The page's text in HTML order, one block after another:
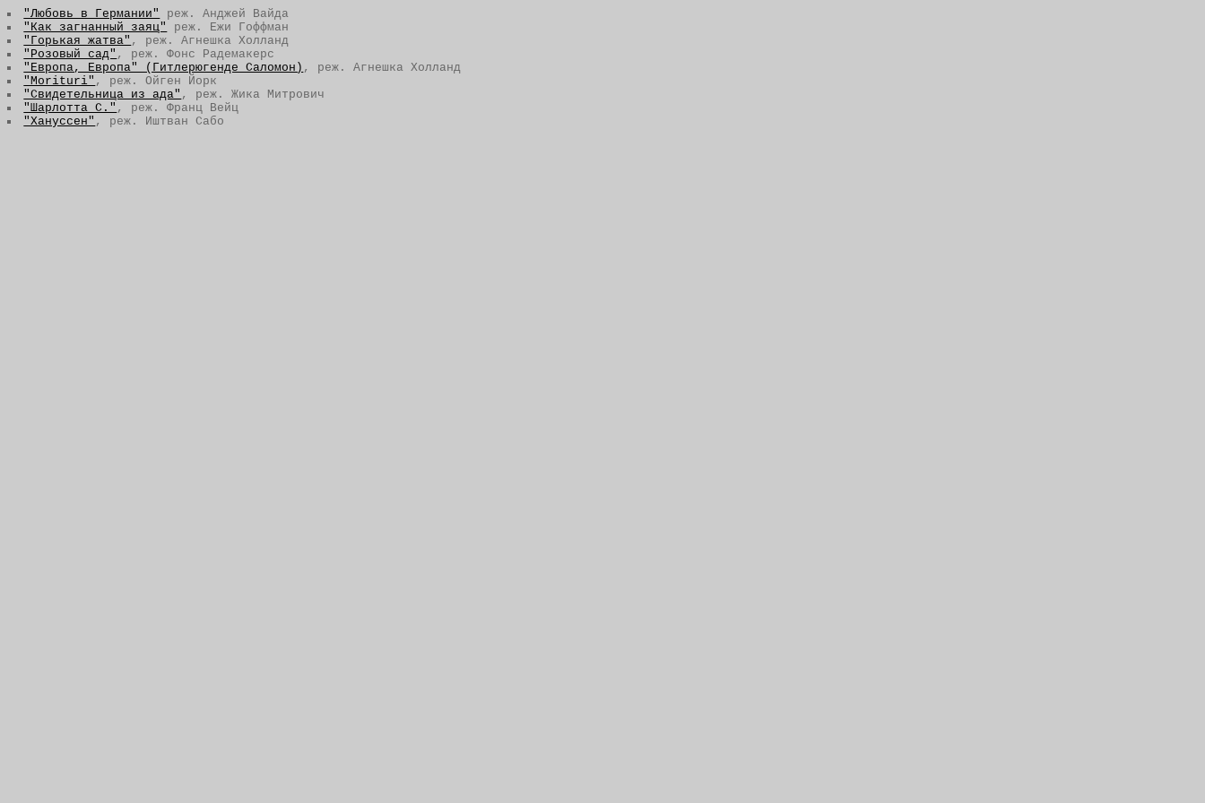
"Любовь в Германии"
реж. Анджей Вайда
"Как загнанный заяц"
реж. Ежи Гоффман
"Горькая жатва" , реж. Агнешка Холланд
"Розовый сад" , реж. Фонс Радемакерс
"Европа, Европа" (Гитлерюгенде Саломон) , реж. Агнешка Холланд
"Morituri" , реж. Ойген Йорк
"Свидетельница из ада" , реж. Жика Митрович
"Шарлотта С." , реж. Франц Вейц
"Хануссен" , реж. Иштван Сабо